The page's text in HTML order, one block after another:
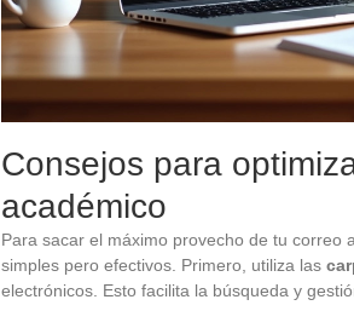
Consejos para
académico
Para sacar el máximo provecho de tu correo
simples pero efectivos. Primero, utiliza las
electrónicos. Esto facilita la búsqueda y